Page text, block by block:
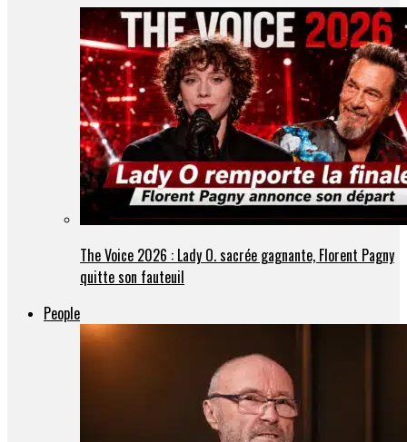
The Voice 2026 : Lady O. sacrée gagnante, Florent Pagny
quitte son fauteuil
People